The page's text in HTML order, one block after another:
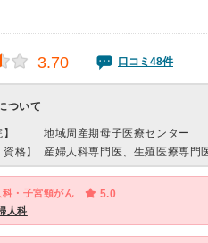
3.70 口コミ48件
ついて
地域周産期母子医療センター
格】
産婦人科専門医、生殖医療専門
科・子宮頸がん 5.0
人科